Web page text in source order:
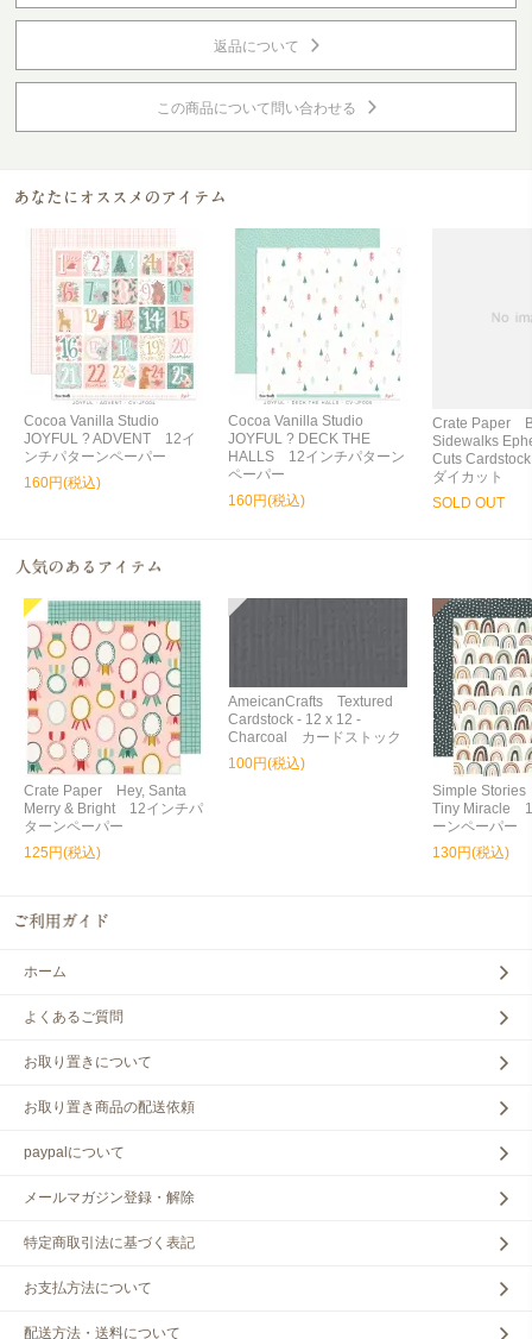
返品について
この商品について問い合わせる
Cocoa Vanilla Studio
JOYFUL ? ADVENT 12イ
ンチパターンペーパー
160円(税込)
Cocoa Vanilla Studio
JOYFUL ? DECK THE
HALLS 12インチパターン
ペーパー
160円(税込)
Crate Paper
Sidewalks
Cuts
ダイカット
SOLD OUT
Crate Paper Hey, Santa
Merry & Bright 12インチパ
ターンペーパー
125円(税込)
AmeicanCrafts Textured
Cardstock - 12 x 12 -
Charcoal カードストック
100円(税込)
Simple
Tiny Miracle
ーンペーパー
130円(税込)
ホーム
よくあるご質問
お取り置きについて
お取り置き商品の配送依頼
paypalについて
メールマガジン登録・解除
特定商取引法に基づく表記
お支払方法について
配送方法・送料について